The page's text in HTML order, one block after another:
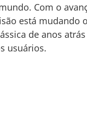
Com o
está mudando
de anos
usuários.